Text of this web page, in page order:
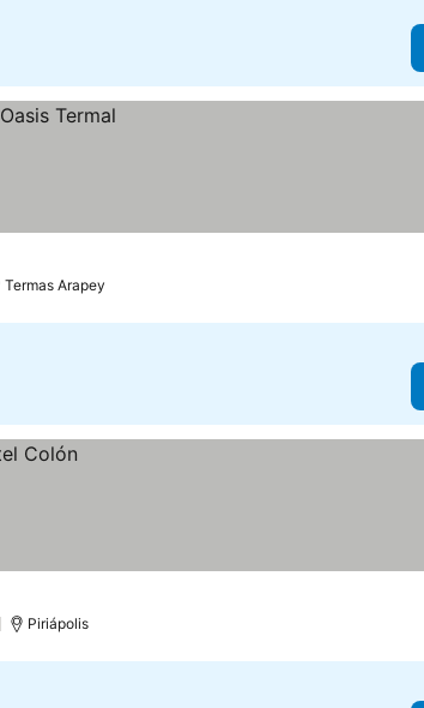
Termas Arapey
Piriápolis